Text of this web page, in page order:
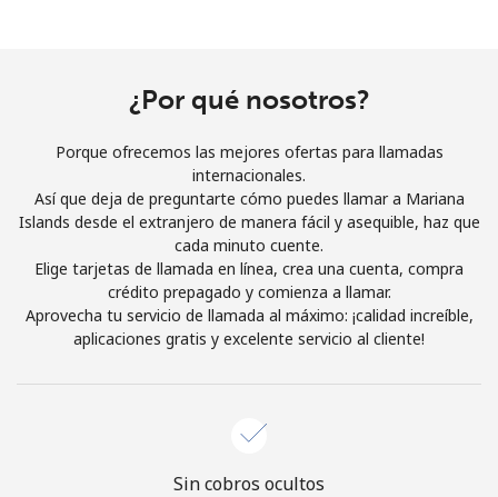
Al abrir una cuenta en este sitio web, estoy de acuerdo con
Únete
¡Hola!
Inicia sesión oREGÍSTRATE →
¿Por qué nosotros?
Porque ofrecemos las mejores ofertas para llamadas
internacionales.
Así que deja de preguntarte cómo puedes llamar a Mariana
Islands desde el extranjero de manera fácil y asequible, haz que
cada minuto cuente.
Elige tarjetas de llamada en línea, crea una cuenta, compra
crédito prepagado y comienza a llamar.
Aprovecha tu servicio de llamada al máximo: ¡calidad increíble,
aplicaciones gratis y excelente servicio al cliente!
Sin cobros ocultos